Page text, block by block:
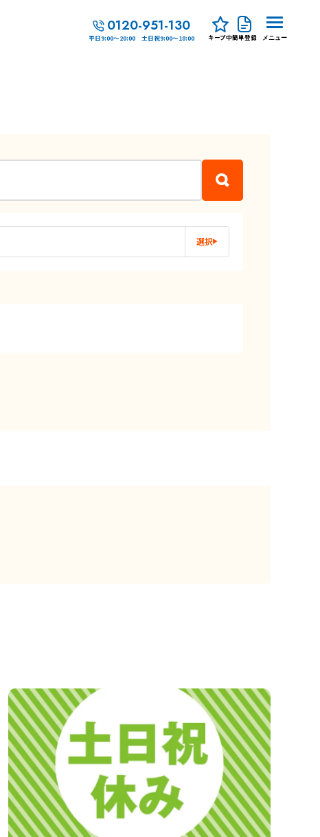
0120-951-130
平日9:00～20:00 土日祝9:00～18:00 キープ中簡単登録 メニュー
選択